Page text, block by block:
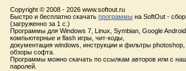
Copyright © 2008 - 2026 www.softout.ru
Быстро и бесплатно скачать программы на SoftOut -
(загруженно за 1 с.)
Программы для Windows 7, Linux, Symbian, Google
компьютерные и flash игры, чит-коды,
документация windows, инструкции и фильтры
обзоры софта.
Программы можно скачать по ссылкам авторов или с
паролей.